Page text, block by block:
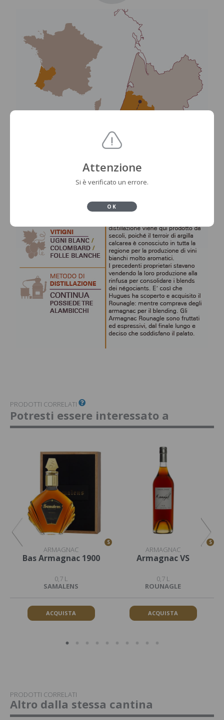
PRODOTTI CORRELATI
Potresti essere interessato a
S
ARMAGNAC
Bas Armagnac 1900
0,7 L
SAMALENS
ACQUISTA
S
ARMAGNAC
Armagnac VS
0,7 L
ROUNAGLE
ACQUISTA
PRODOTTI CORRELATI
Altro dalla stessa cantina
Attenzione
Si è verificato un errore.
OK